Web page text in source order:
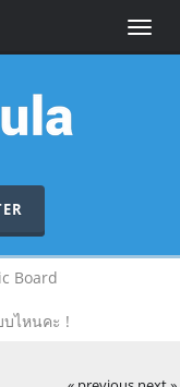
Toggle
Board
ไหนคะ !